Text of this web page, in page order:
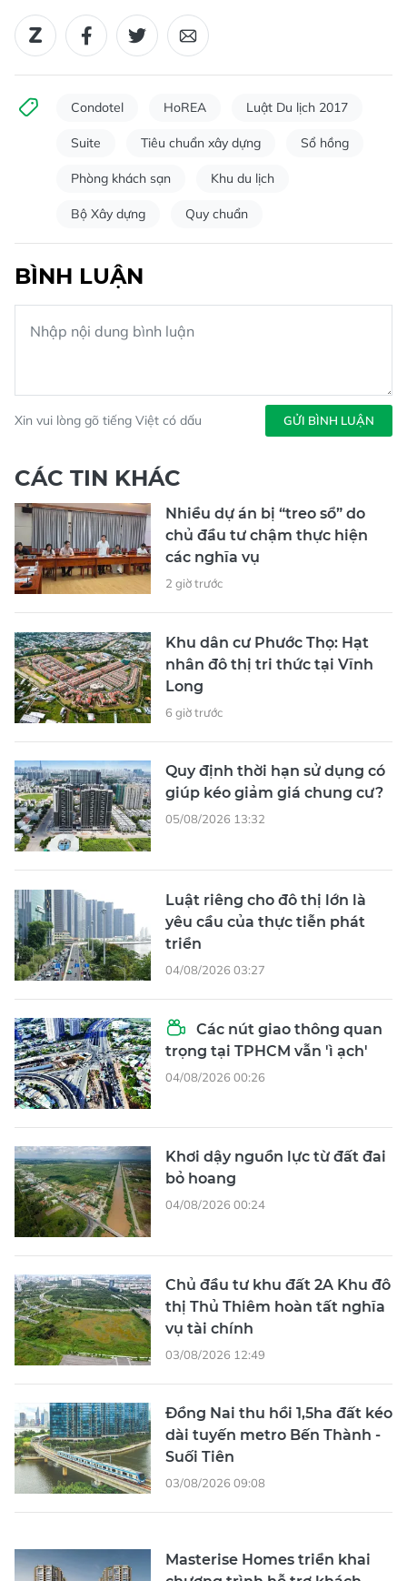
Condotel HoREA Luật Du lịch 2017
Suite Tiêu chuẩn xây dựng Sổ hồng
Phòng khách sạn Khu du lịch
Bộ Xây dựng Quy chuẩn
BÌNH LUẬN
Xin vui lòng gõ tiếng Việt có dấu GỬI BÌNH LUẬN
CÁC TIN KHÁC
Nhiều dự án bị “treo sổ” do
chủ đầu tư chậm thực hiện
các nghĩa vụ
2 giờ trước
Khu dân cư Phước Thọ: Hạt
nhân đô thị tri thức tại Vĩnh
Long
6 giờ trước
Quy định thời hạn sử dụng có
giúp kéo giảm giá chung cư?
05/08/2026 13:32
Luật riêng cho đô thị lớn là
yêu cầu của thực tiễn phát
triển
04/08/2026 03:27
Các nút giao thông quan
trọng tại TPHCM vẫn 'ì ạch'
04/08/2026 00:26
Khơi dậy nguồn lực từ đất đai
bỏ hoang
04/08/2026 00:24
Chủ đầu tư khu đất 2A Khu đô
thị Thủ Thiêm hoàn tất nghĩa
vụ tài chính
03/08/2026 12:49
Đồng Nai thu hồi 1,5ha đất kéo
dài tuyến metro Bến Thành -
Suối Tiên
03/08/2026 09:08
Masterise Homes triển khai